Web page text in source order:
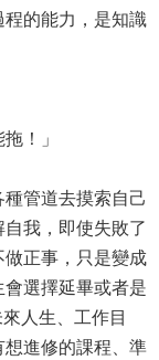
的能力，是知識
！」
管道去摸索自己
我，即使失敗了
正事，只是變成
選擇延畢或者是
人生、工作目
進修的課程、準